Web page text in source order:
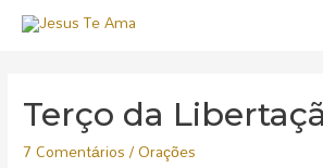
Terço da
7 Comentários/Orações